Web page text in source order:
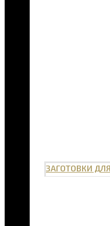
ЗАГОТОВКИ